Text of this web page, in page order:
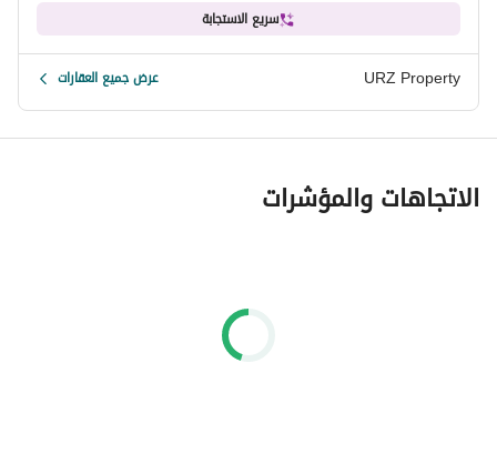
سريع الاستجابة
URZ Property عرض جميع العقارات
الاتجاهات والمؤشرات